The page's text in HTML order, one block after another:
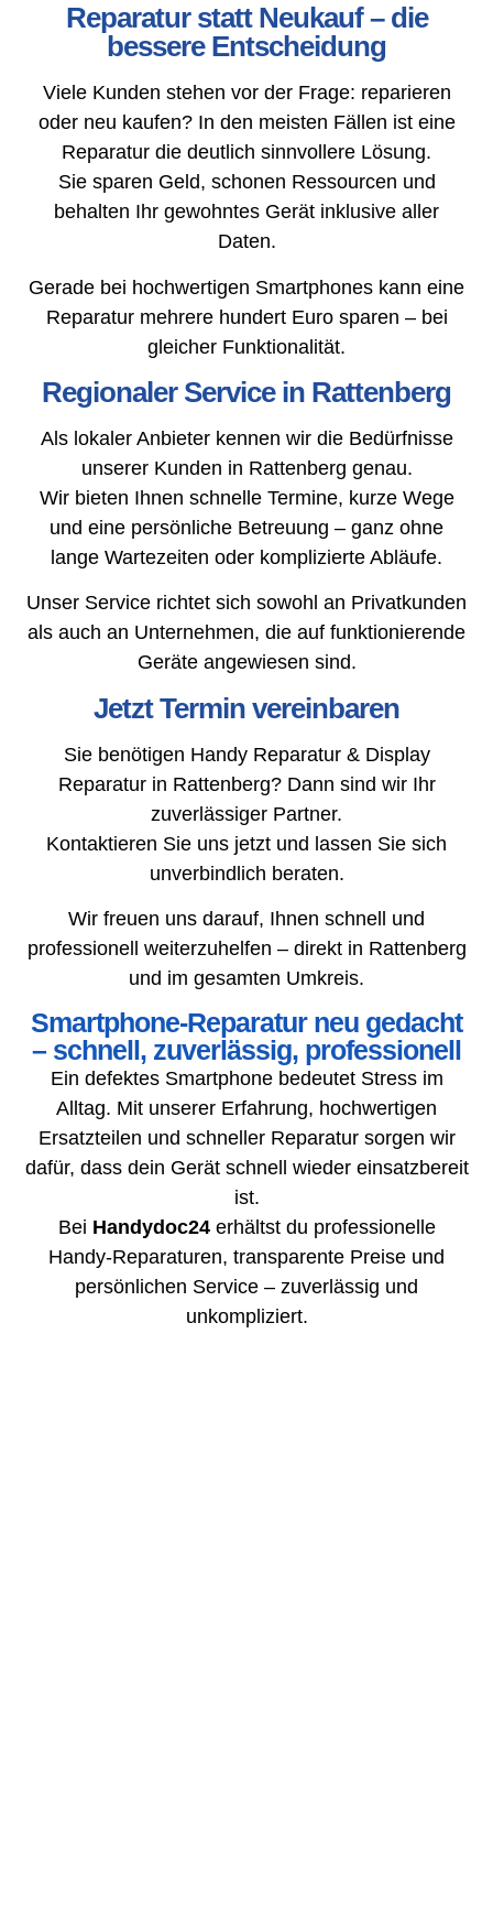
Reparatur statt Neukauf – die
bessere Entscheidung
Viele Kunden stehen vor der Frage: reparieren
oder neu kaufen? In den meisten Fällen ist eine
Reparatur die deutlich sinnvollere Lösung.
Sie sparen Geld, schonen Ressourcen und
behalten Ihr gewohntes Gerät inklusive aller
Daten.
Gerade bei hochwertigen Smartphones kann eine
Reparatur mehrere hundert Euro sparen – bei
gleicher Funktionalität.
Regionaler Service in Rattenberg
Als lokaler Anbieter kennen wir die Bedürfnisse
unserer Kunden in Rattenberg genau.
Wir bieten Ihnen schnelle Termine, kurze Wege
und eine persönliche Betreuung – ganz ohne
lange Wartezeiten oder komplizierte Abläufe.
Unser Service richtet sich sowohl an Privatkunden
als auch an Unternehmen, die auf funktionierende
Geräte angewiesen sind.
Jetzt Termin vereinbaren
Sie benötigen Handy Reparatur & Display
Reparatur in Rattenberg? Dann sind wir Ihr
zuverlässiger Partner.
Kontaktieren Sie uns jetzt und lassen Sie sich
unverbindlich beraten.
Wir freuen uns darauf, Ihnen schnell und
professionell weiterzuhelfen – direkt in Rattenberg
und im gesamten Umkreis.
Smartphone-Reparatur neu gedacht
– schnell, zuverlässig, professionell
Ein defektes Smartphone bedeutet Stress im
Alltag. Mit unserer Erfahrung, hochwertigen
Ersatzteilen und schneller Reparatur sorgen wir
dafür, dass dein Gerät schnell wieder einsatzbereit
ist.
Bei Handydoc24erhältst du professionelle
Handy-Reparaturen, transparente Preise und
persönlichen Service – zuverlässig und
unkompliziert.